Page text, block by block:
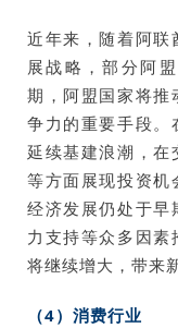
近年来，随着阿联
展战略，部分阿
期，阿盟国家将推
争力的重要手段。
延续基建浪潮，在
等方面展现投资机
经济发展仍处于早
力支持等众多因素
将继续增大，带来
（4）消费行业